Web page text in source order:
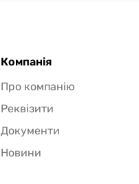
Компанія
Про компанію
Реквізити
Документи
Новини